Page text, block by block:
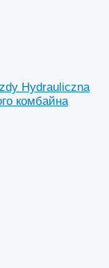
Hydrauliczna
комбайна